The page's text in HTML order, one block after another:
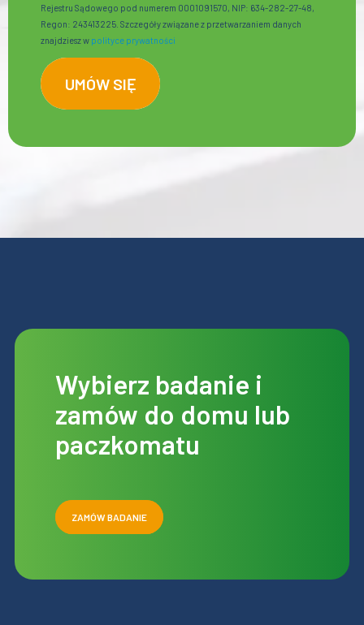
Rejestru Sądowego pod numerem 0001091570, NIP: 634-282-27-48,
Regon: 243413225. Szczegóły związane z przetwarzaniem danych
znajdziesz w polityce prywatności
Wybierz badanie i
zamów do domu lub
paczkomatu
ZAMÓW BADANIE